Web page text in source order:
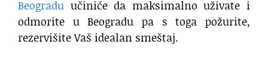
Beogradu učiniće da maksimalno uživate i
odmorite u Beogradu pa s toga požurite,
rezervišite Vaš idealan smeštaj.